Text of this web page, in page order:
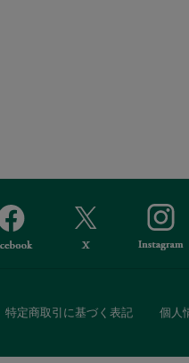
特定商取引に基づく表記 個人